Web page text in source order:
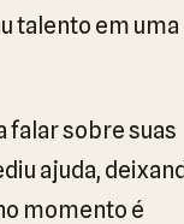
talento em uma
falar sobre suas
ajuda,
momento é